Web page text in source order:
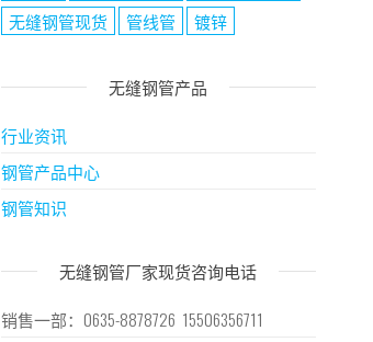
无缝钢管现货
管线管 镀锌
无缝钢管产品
行业资讯
钢管产品中心
钢管知识
无缝钢管厂家现货咨询电话
销售一部：0635-8878726 15506356711